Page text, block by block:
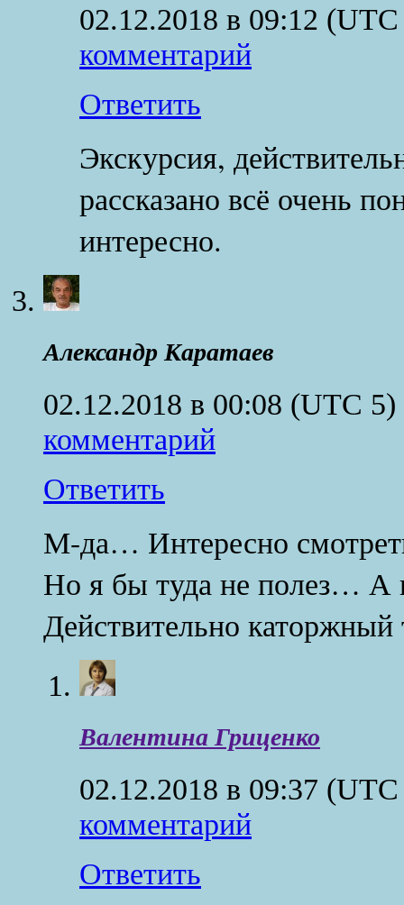
02.12.2018 в 09:12
комментарий
Ответить
Экскурсия,
рассказано всё очень
интересно.
Александр Каратаев
02.12.2018 в 00:08 (UTC 5)
комментарий
Ответить
М-да… Интересно
Но я бы туда не полез… А
Действительно
Валентина Гриценко
02.12.2018 в 09:37
комментарий
Ответить